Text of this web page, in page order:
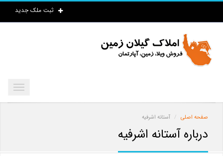
ثبت ملک جدید
صفحه اصلی آستانه اشرفیه
درباره آستانه اشرفیه